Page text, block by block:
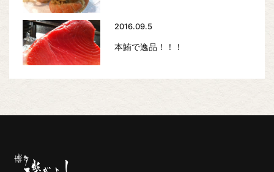
2016.09.5
本鮪で逸品！！！